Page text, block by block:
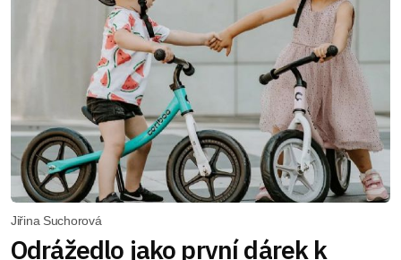
Jiřina Suchorová
Odrážedlo jako první dárek k